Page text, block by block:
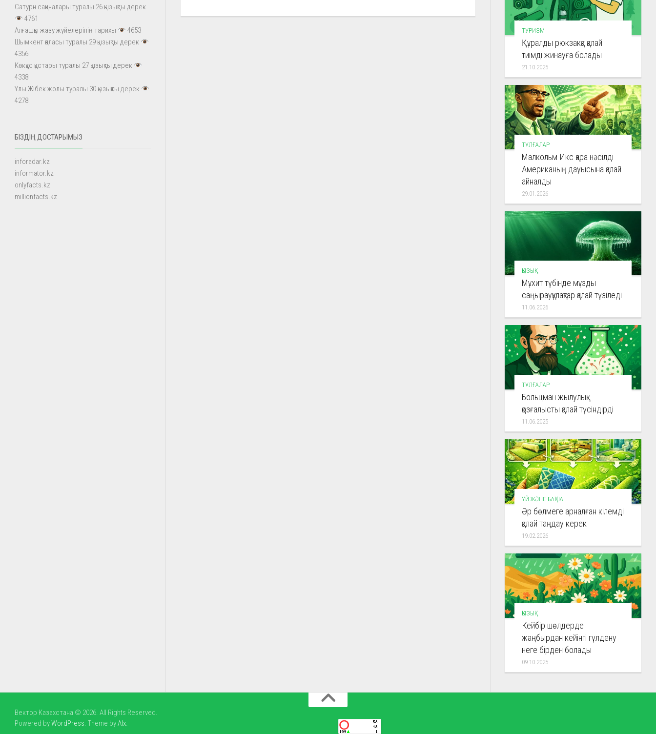
Сатурн сақиналары туралы 26 қызықты дерек
4761
Алғашқы жазу жүйелерінің тарихы
4653
Шымкент қаласы туралы 29 қызықты дерек
4356
Көкқұс құстары туралы 27 қызықты дерек
4338
Ұлы Жібек жолы туралы 30 қызықты дерек
4278
БІЗДІҢ ДОСТАРЫМЫЗ
inforadar.kz
informator.kz
onlyfacts.kz
millionfacts.kz
ТУРИЗМ
Құралды рюкзакқа қалай
тиімді жинауға болады
21.10.2025
ТҰЛҒАЛАР
Малкольм Икс қара нәсілді
Американың дауысына қалай
айналды
29.01.2026
ҚЫЗЫҚ
Мұхит түбінде мұзды
саңырауқұлақтар қалай түзіледі
11.06.2026
ТҰЛҒАЛАР
Больцман жылулық
қозғалысты қалай түсіндірді
11.06.2025
ҮЙ ЖӘНЕ БАҚША
Әр бөлмеге арналған кілемді
қалай таңдау керек
19.02.2026
ҚЫЗЫҚ
Кейбір шөлдерде
жаңбырдан кейінгі гүлдену
неге бірден болады
09.10.2025
Вектор Казахстана © 2026. All Rights Reserved.
Powered byWordPress. Theme byAlx.